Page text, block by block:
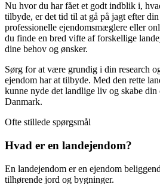
Nu hvor du har fået et godt indblik i,
tilbyde, er det tid til at gå på jagt efter
professionelle ejendomsmæglere eller
du finde en bred vifte af forskellige
dine behov og ønsker.
Sørg for at være grundig i din research
ejendom har at tilbyde. Med den rette
kunne nyde det landlige liv og skabe din
Danmark.
Ofte stillede spørgsmål
Hvad er en landejendom?
En landejendom er en ejendom
tilhørende jord og bygninger.